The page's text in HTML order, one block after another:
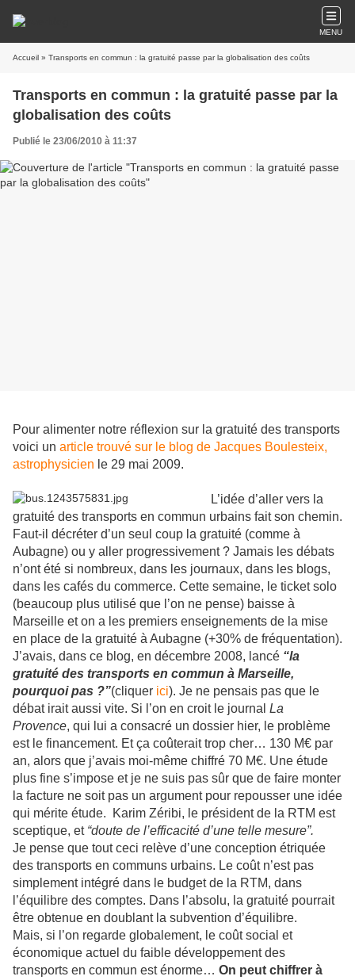
MENU
Accueil » Transports en commun : la gratuité passe par la globalisation des coûts
Transports en commun : la gratuité passe par la
globalisation des coûts
Publié le 23/06/2010 à 11:37
Pour alimenter notre réflexion sur la gratuité des transports
voici un article trouvé sur le blog de Jacques Boulesteix,
astrophysicien le 29 mai 2009.
L’idée d’aller vers la
gratuité des transports en commun urbains fait son chemin.
Faut-il décréter d’un seul coup la gratuité (comme à
Aubagne) ou y aller progressivement ? Jamais les débats
n’ont été si nombreux, dans les journaux, dans les blogs,
dans les cafés du commerce. Cette semaine, le ticket solo
(beaucoup plus utilisé que l’on ne pense) baisse à
Marseille et on a les premiers enseignements de la mise
en place de la gratuité à Aubagne (+30% de fréquentation).
J’avais, dans ce blog, en décembre 2008, lancé “la
gratuité des transports en commun à Marseille,
pourquoi pas ?”(cliquer ici). Je ne pensais pas que le
débat irait aussi vite. Si l’on en croit le journal La
Provence, qui lui a consacré un dossier hier, le problème
est le financement. Et ça coûterait trop cher… 130 M€ par
an, alors que j’avais moi-même chiffré 70 M€. Une étude
plus fine s’impose et je ne suis pas sûr que de faire monter
la facture ne soit pas un argument pour repousser une idée
qui mérite étude. Karim Zéribi, le président de la RTM est
sceptique, et “doute de l’efficacité d’une telle mesure”.
Je pense que tout ceci relève d’une conception étriquée
des transports en communs urbains. Le coût n’est pas
simplement intégré dans le budget de la RTM, dans
l’équilibre des comptes. Dans l’absolu, la gratuité pourrait
être obtenue en doublant la subvention d’équilibre.
Mais, si l’on regarde globalement, le coût social et
économique actuel du faible développement des
transports en commun est énorme… On peut chiffrer à